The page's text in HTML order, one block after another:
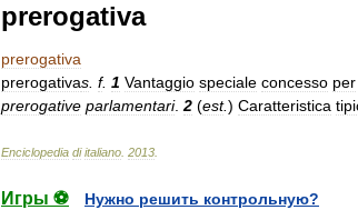
prerogativa
prerogativa
prerogativas f. 1 Vantaggio speciale concesso per
prerogative parlamentari. 2 (est.) Caratteristica
Enciclopedia di italiano 2013
Игры ⚽
Нужно решить контрольную?